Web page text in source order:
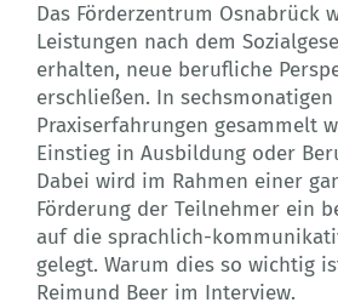
Das Förderzentrum Osnabrück
Leistungen nach dem
erhalten, neue berufliche
erschließen. In
Praxiserfahrungen gesammelt
Einstieg in Ausbildung oder
Dabei wird im Rahmen einer
Förderung der Teilnehmer ein
auf die sprachlich-
gelegt. Warum dies so wichtig
Reimund Beer im Interview.